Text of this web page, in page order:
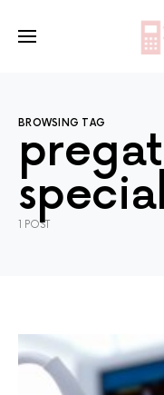
BROWSING TAG
1 POST